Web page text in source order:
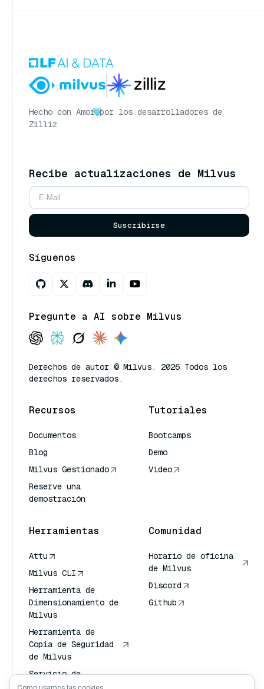
Hecho con Amor por los desarrolladores de
Zilliz
Recibe actualizaciones de Milvus
Suscribirse
Síguenos
Pregunte a AI sobre Milvus
Derechos de autor © Milvus. 2026 Todos los
derechos reservados.
Recursos
Documentos
Blog
Milvus Gestionado
Reserve una
demostración
Tutoriales
Bootcamps
Demo
Video
Herramientas
Attu
Milvus CLI
Herramienta de
Dimensionamiento de
Milvus
Herramienta de
Copia de Seguridad
de Milvus
Servicio de
Transporte de
Comunidad
Horario de oficina
de Milvus
Discord
Github